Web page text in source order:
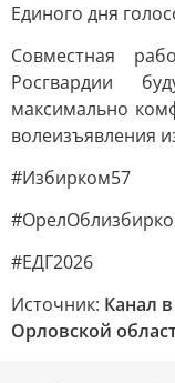
Единого дня
Совместная
Росгвардии
максимально
волеизъявления
#Избирком57
#ЕДГ2026
Источник: Канал
Орловской